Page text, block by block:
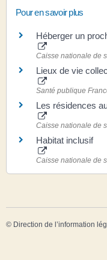
Pour en savoir plus
Héberger un
Caisse nationale de
Lieux de vie
Santé publique
Les résidences
Caisse nationale de
Habitat inclusif
Caisse nationale de
© Direction de l’information